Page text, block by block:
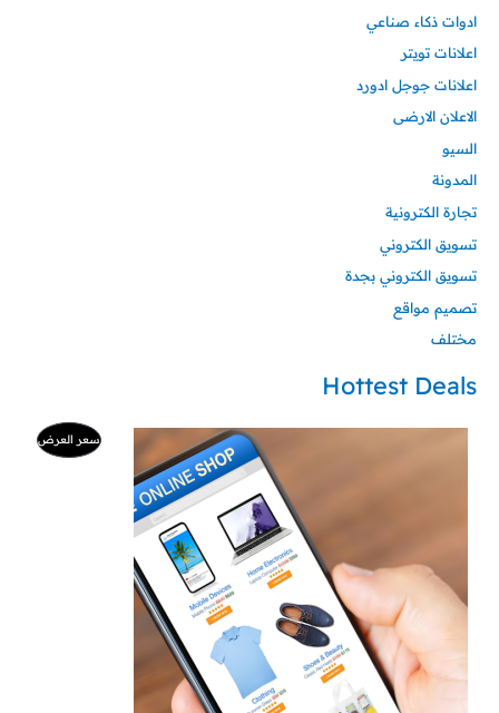
ادوات ذكاء صناعي
اعلانات تويتر
اعلانات جوجل ادورد
الاعلان الارضى
السيو
المدونة
تجارة الكترونية
تسويق الكتروني
تسويق الكتروني بجدة
تصميم مواقع
مختلف
Hottest Deals
سعر العرضمنتج